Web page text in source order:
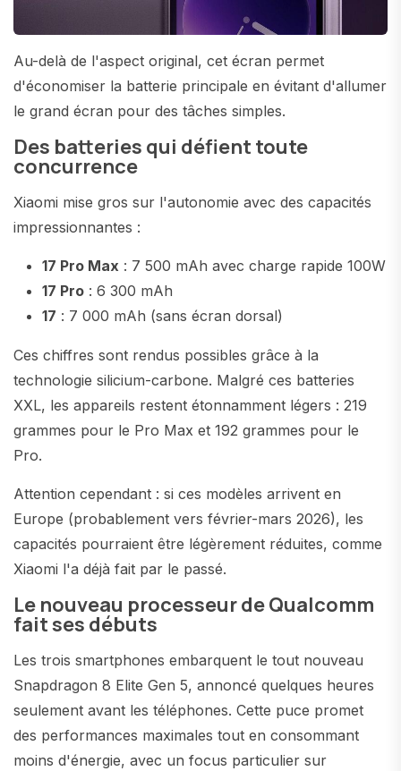
Au-delà de l'aspect original, cet écran permet
d'économiser la batterie principale en évitant d'allumer
le grand écran pour des tâches simples.
Des batteries qui défient toute
concurrence
Xiaomi mise gros sur l'autonomie avec des capacités
impressionnantes :
17 Pro Max : 7 500 mAh avec charge rapide 100W
17 Pro : 6 300 mAh
17 : 7 000 mAh (sans écran dorsal)
Ces chiffres sont rendus possibles grâce à la
technologie silicium-carbone. Malgré ces batteries
XXL, les appareils restent étonnamment légers : 219
grammes pour le Pro Max et 192 grammes pour le
Pro.
Attention cependant : si ces modèles arrivent en
Europe (probablement vers février-mars 2026), les
capacités pourraient être légèrement réduites, comme
Xiaomi l'a déjà fait par le passé.
Le nouveau processeur de Qualcomm
fait ses débuts
Les trois smartphones embarquent le tout nouveau
Snapdragon 8 Elite Gen 5, annoncé quelques heures
seulement avant les téléphones. Cette puce promet
des performances maximales tout en consommant
moins d'énergie, avec un focus particulier sur